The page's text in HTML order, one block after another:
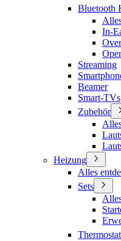
Bluetooth
In-
Streaming
Beamer
Smart-TVs
Zubehör
Heizung
Alles
Sets